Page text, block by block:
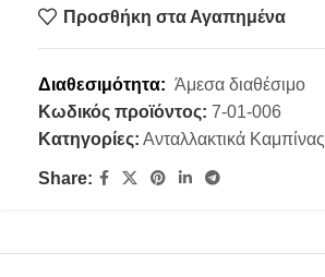
Προσθήκη στα Αγαπημένα
Διαθεσιμότητα: Άμεσα διαθέσιμο
Κωδικός προϊόντος: 7-01-006
Κατηγορίες: Ανταλλακτικά Καμπίνας
Share: